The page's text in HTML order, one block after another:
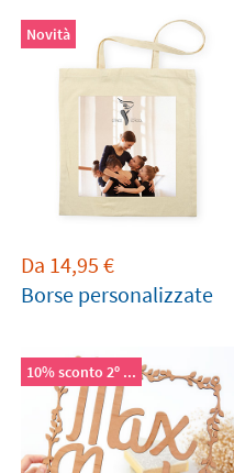
Novità
Da 14,95 €
Borse personalizzate
10% sconto 2º ...